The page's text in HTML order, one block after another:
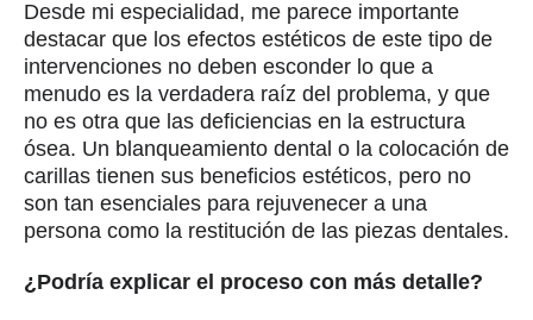
Desde mi especialidad, me parece importante
destacar que los efectos estéticos de este tipo de
intervenciones no deben esconder lo que a
menudo es la verdadera raíz del problema, y que
no es otra que las deficiencias en la estructura
ósea. Un blanqueamiento dental o la colocación de
carillas tienen sus beneficios estéticos, pero no
son tan esenciales para rejuvenecer a una
persona como la restitución de las piezas dentales.
¿Podría explicar el proceso con más detalle?